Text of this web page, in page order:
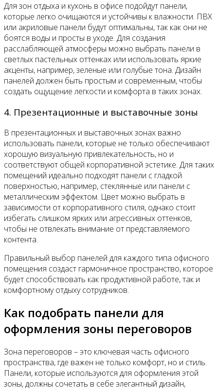
Для зон отдыха и кухонь в офисе подойдут панели,
которые легко очищаются и устойчивы к влажности. ПВХ
или акриловые панели будут оптимальны, так как они не
боятся воды и просты в уходе. Для создания
расслабляющей атмосферы можно выбрать панели в
светлых пастельных оттенках или использовать яркие
акценты, например, зеленые или голубые тона. Дизайн
панелей должен быть простым и современным, чтобы
создать ощущение легкости и комфорта в таких зонах.
4. Презентационные и выставочные зоны
В презентационных и выставочных зонах важно
использовать панели, которые не только обеспечивают
хорошую визуальную привлекательность, но и
соответствуют общей корпоративной эстетике. Для таких
помещений идеально подходят панели с гладкой
поверхностью, например, стеклянные или панели с
металлическим эффектом. Цвет можно выбрать в
зависимости от корпоративного стиля, однако стоит
избегать слишком ярких или агрессивных оттенков,
чтобы не отвлекать внимание от представляемого
контента.
Правильный выбор панелей для каждого типа офисного
помещения создаст гармоничное пространство, которое
будет способствовать как продуктивной работе, так и
комфортному отдыху сотрудников.
Как подобрать панели для
оформления зоны переговоров
Зона переговоров – это ключевая часть офисного
пространства, где важен не только комфорт, но и стиль.
Панели, которые используются для оформления этой
зоны, должны сочетать в себе элегантный дизайн,